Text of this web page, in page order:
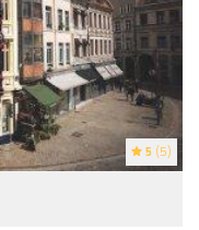
5 (5)